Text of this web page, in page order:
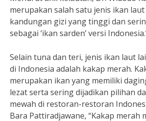
merupakan salah satu jenis ikan
kandungan gizi yang tinggi dan
sebagai ‘ikan sarden’ versi
Selain tuna dan teri, jenis ikan laut
di Indonesia adalah kakap merah.
merupakan ikan yang memiliki
lezat serta sering dijadikan pilihan
mewah di restoran-restoran
Bara Pattiradjawane, “Kakap merah